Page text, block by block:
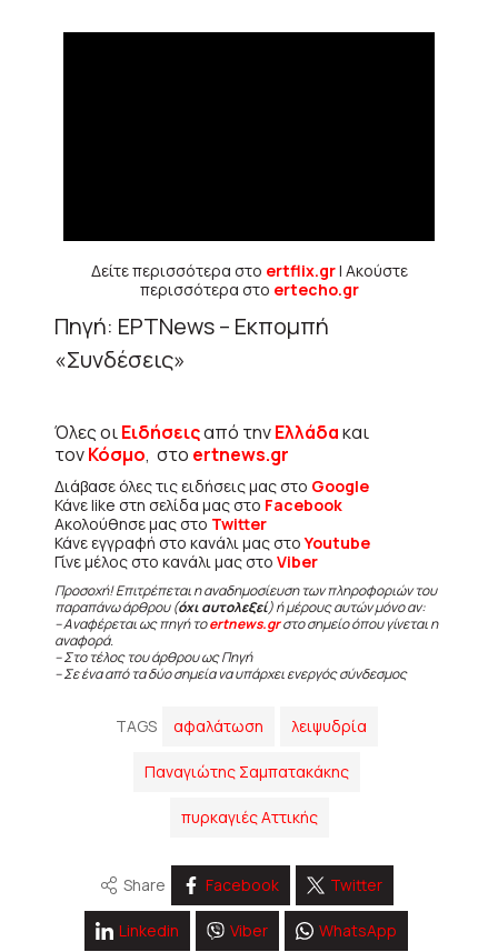
Δείτε περισσότερα στο ertflix.gr| Ακούστε
περισσότερα στο ertecho.gr
Πηγή: ΕΡΤΝews – Εκπομπή
«Συνδέσεις»
Όλες οιΕιδήσειςαπό τηνΕλλάδακαι
τονΚόσμο, στο ertnews.gr
Διάβασε όλες τις ειδήσεις μας στο Google
Κάνε like στη σελίδα μας στο Facebook
Ακολούθησε μας στο Twitter
Κάνε εγγραφή στο κανάλι μας στοYoutube
Γίνε μέλος στο κανάλι μας στο Viber
Προσοχή! Επιτρέπεται η αναδημοσίευση των πληροφοριών του
παραπάνω άρθρου (όχι αυτολεξεί) ή μέρους αυτών μόνο αν:
– Αναφέρεται ως πηγή τοertnews.grστο σημείο όπου γίνεται η
αναφορά.
– Στο τέλος του άρθρου ως Πηγή
– Σε ένα από τα δύο σημεία να υπάρχει ενεργός σύνδεσμος
TAGS αφαλάτωση λειψυδρία
Παναγιώτης Σαμπατακάκης
πυρκαγιές Αττικής
Share Facebook Twitter
Linkedin Viber WhatsApp